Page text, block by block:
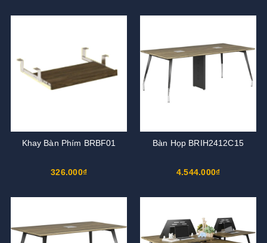
Khay Bàn Phím BRBF01
326.000₫
Bàn Họp BRIH2412C15
4.544.000₫